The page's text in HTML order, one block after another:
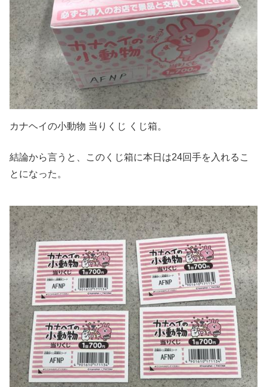
カナヘイの小動物 当りくじ くじ箱。
結論から言うと、このくじ箱に本日は24回手を入れるこ
とになった。